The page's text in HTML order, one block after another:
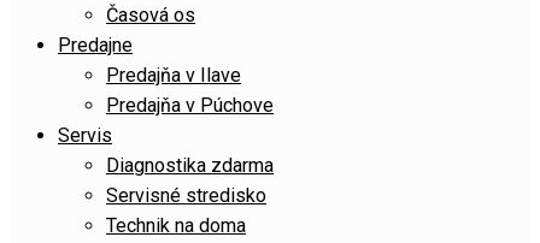
Časová os
Predajne
Predajňa v Ilave
Predajňa v Púchove
Servis
Diagnostika zdarma
Servisné stredisko
Technik na doma